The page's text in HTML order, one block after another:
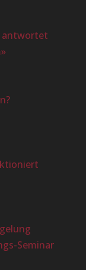
antwortet
Seminar